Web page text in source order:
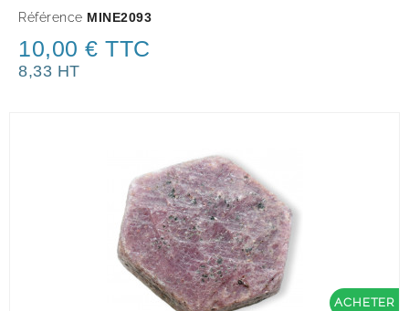
Référence MINE2093
10,00 € TTC
8,33 HT
ACHETER